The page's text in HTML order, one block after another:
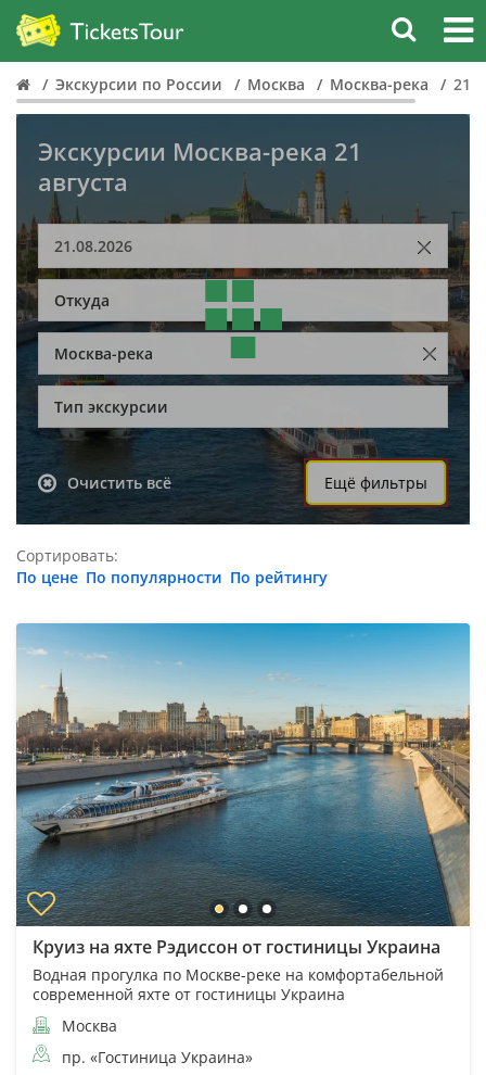
Экскурсии по России Москва Москва-река 21
Экскурсии Москва-река 21
августа
Откуда
Москва-река
Тип экскурсии
Очистить всё Ещё фильтры
Сортировать:
По цене По популярности По рейтингу
Круиз на яхте Рэдиссон от гостиницы Украина
Водная прогулка по Москве-реке на комфортабельной
современной яхте от гостиницы Украина
Москва
пр. «Гостиница Украина»